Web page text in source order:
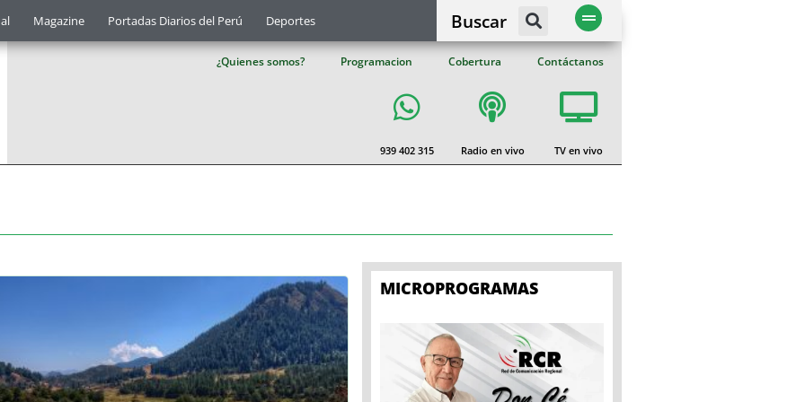
Magazine Portadas Diarios del Perú Deportes Buscar
¿Quienes somos? Programacion Cobertura Contáctanos
939 402 315 Radio en vivo TV en vivo
MICROPROGRAMAS